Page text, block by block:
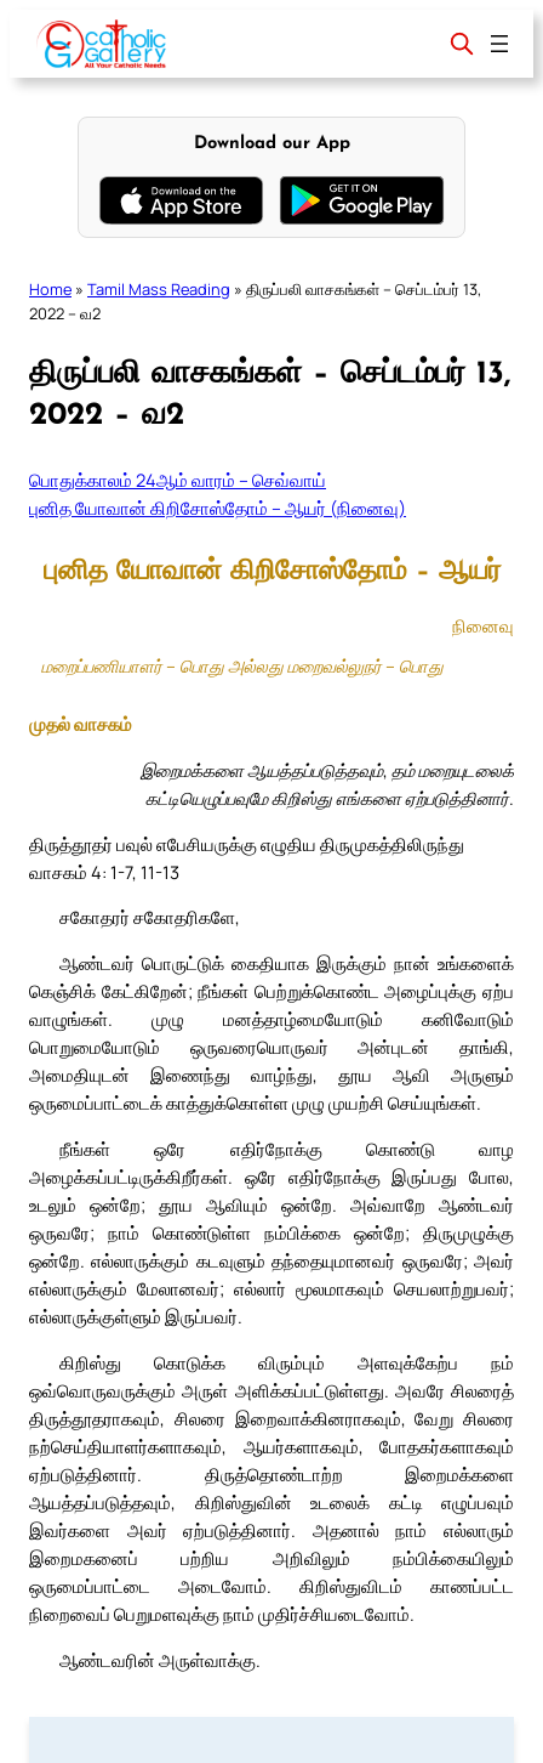
content
Download our App
Home » Tamil Mass Reading » திருப்பலி வாசகங்கள் – செப்டம்பர் 13,
2022 – வ2
திருப்பலி வாசகங்கள் – செப்டம்பர் 13,
2022 – வ2
பொதுக்காலம் 24ஆம் வாரம் – செவ்வாய்
புனித யோவான் கிறிசோஸ்தோம் – ஆயர் (நினைவு)
புனித யோவான் கிறிசோஸ்தோம் – ஆயர்
நினைவு
மறைப்பணியாளர் – பொது அல்லது மறைவல்லுநர் – பொது
முதல் வாசகம்
இறைமக்களை ஆயத்தப்படுத்தவும், தம் மறையுடலைக்
கட்டியெழுப்பவுமே கிறிஸ்து எங்களை ஏற்படுத்தினார்.
திருத்தூதர் பவுல் எபேசியருக்கு எழுதிய திருமுகத்திலிருந்து
வாசகம் 4: 1-7, 11-13
சகோதரர் சகோதரிகளே,
ஆண்டவர் பொருட்டுக் கைதியாக இருக்கும் நான் உங்களைக்
கெஞ்சிக் கேட்கிறேன்; நீங்கள் பெற்றுக்கொண்ட அழைப்புக்கு ஏற்ப
வாழுங்கள். முழு மனத்தாழ்மையோடும் கனிவோடும்
பொறுமையோடும் ஒருவரையொருவர் அன்புடன் தாங்கி,
அமைதியுடன் இணைந்து வாழ்ந்து, தூய ஆவி அருளும்
ஒருமைப்பாட்டைக் காத்துக்கொள்ள முழு முயற்சி செய்யுங்கள்.
நீங்கள் ஒரே எதிர்நோக்கு கொண்டு வாழ
அழைக்கப்பட்டிருக்கிறீர்கள். ஒரே எதிர்நோக்கு இருப்பது போல,
உடலும் ஒன்றே; தூய ஆவியும் ஒன்றே. அவ்வாறே ஆண்டவர்
ஒருவரே; நாம் கொண்டுள்ள நம்பிக்கை ஒன்றே; திருமுழுக்கு
ஒன்றே. எல்லாருக்கும் கடவுளும் தந்தையுமானவர் ஒருவரே; அவர்
எல்லாருக்கும் மேலானவர்; எல்லார் மூலமாகவும் செயலாற்றுபவர்;
எல்லாருக்குள்ளும் இருப்பவர்.
கிறிஸ்து கொடுக்க விரும்பும் அளவுக்கேற்ப நம்
ஒவ்வொருவருக்கும் அருள் அளிக்கப்பட்டுள்ளது. அவரே சிலரைத்
திருத்தூதராகவும், சிலரை இறைவாக்கினராகவும், வேறு சிலரை
நற்செய்தியாளர்களாகவும், ஆயர்களாகவும், போதகர்களாகவும்
ஏற்படுத்தினார். திருத்தொண்டாற்ற இறைமக்களை
ஆயத்தப்படுத்தவும், கிறிஸ்துவின் உடலைக் கட்டி எழுப்பவும்
இவர்களை அவர் ஏற்படுத்தினார். அதனால் நாம் எல்லாரும்
இறைமகனைப் பற்றிய அறிவிலும் நம்பிக்கையிலும்
ஒருமைப்பாட்டை அடைவோம். கிறிஸ்துவிடம் காணப்பட்ட
நிறைவைப் பெறுமளவுக்கு நாம் முதிர்ச்சியடைவோம்.
ஆண்டவரின் அருள்வாக்கு.